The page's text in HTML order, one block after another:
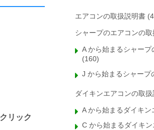
リック
エアコンの取扱説明書
シャープのエアコンの
A から始まるシャープ
(160)
J から始まるシャープ
ダイキンエアコンの取
A から始まるダイキン
C から始まるダイキ